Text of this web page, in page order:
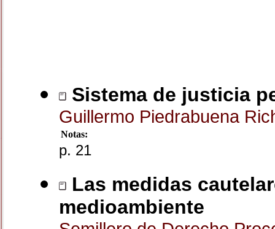
Sistema de justicia
Guillermo Piedrabuena
Notas:
p. 21
Las medidas
medioambiente